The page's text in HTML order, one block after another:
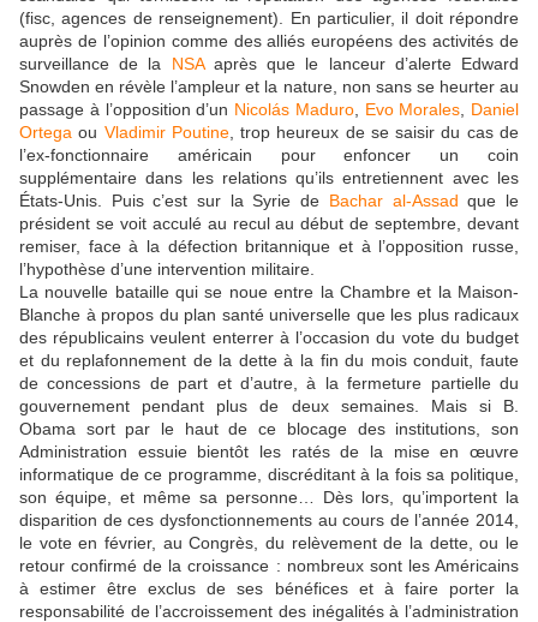
(fisc, agences de renseignement). En particulier, il doit répondre
auprès de l’opinion comme des alliés européens des activités de
surveillance de la NSAaprès que le lanceur d’alerte Edward
Snowden en révèle l’ampleur et la nature, non sans se heurter au
passage à l’opposition d’un Nicolás Maduro, Evo Morales
Daniel
Ortega ou Vladimir Poutine, trop heureux de se saisir du cas de
l’ex-fonctionnaire américain pour enfoncer un coin
supplémentaire dans les relations qu’ils entretiennent avec les
États-Unis. Puis c’est sur la Syrie de Bachar al-Assad que le
président se voit acculé au recul au début de septembre, devant
remiser, face à la défection britannique et à l’opposition russe,
l’hypothèse d’une intervention militaire.
La nouvelle bataille qui se noue entre la Chambre et la Maison-
Blanche à propos du plan santé universelle que les plus radicaux
des républicains veulent enterrer à l’occasion du vote du budget
et du replafonnement de la dette à la fin du mois conduit, faute
de concessions de part et d’autre, à la fermeture partielle du
gouvernement pendant plus de deux semaines. Mais si B.
Obama sort par le haut de ce blocage des institutions, son
Administration essuie bientôt les ratés de la mise en œuvre
informatique de ce programme, discréditant à la fois sa politique,
son équipe, et même sa personne… Dès lors, qu’importent la
disparition de ces dysfonctionnements au cours de l’année 2014,
le vote en février, au Congrès, du relèvement de la dette, ou le
retour confirmé de la croissance : nombreux sont les Américains
à estimer être exclus de ses bénéfices et à faire porter la
responsabilité de l’accroissement des inégalités à l’administration